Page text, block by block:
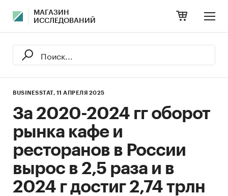
МАГАЗИН
ИССЛЕДОВАНИЙ
BUSINESSTAT, 11 АПРЕЛЯ 2025
За 2020-2024 гг оборот
рынка кафе и
ресторанов в России
вырос в 2,5 раза и в
2024 г достиг 2,74 трлн